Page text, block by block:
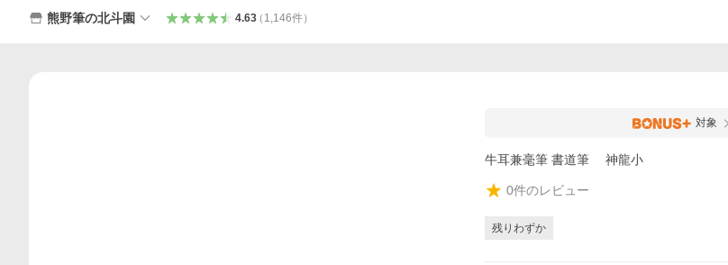
熊野筆の北斗園 4.63（ 1,146件）
対象
牛耳兼毫筆 書道筆 神龍小
0件のレビュー
残りわずか